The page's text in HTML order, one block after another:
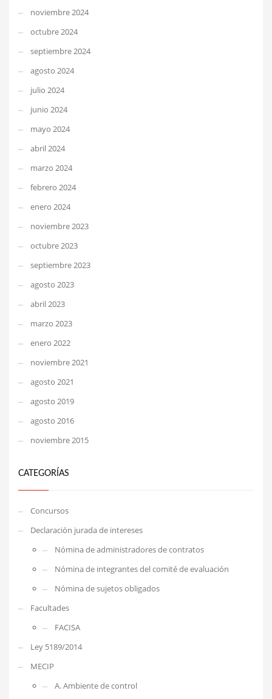
noviembre 2024
octubre 2024
septiembre 2024
agosto 2024
julio 2024
junio 2024
mayo 2024
abril 2024
marzo 2024
febrero 2024
enero 2024
noviembre 2023
octubre 2023
septiembre 2023
agosto 2023
abril 2023
marzo 2023
enero 2022
noviembre 2021
agosto 2021
agosto 2019
agosto 2016
noviembre 2015
CATEGORÍAS
Concursos
Declaración jurada de intereses
Nómina de administradores de contratos
Nómina de integrantes del comité de evaluación
Nómina de sujetos obligados
Facultades
FACISA
Ley 5189/2014
MECIP
A. Ambiente de control